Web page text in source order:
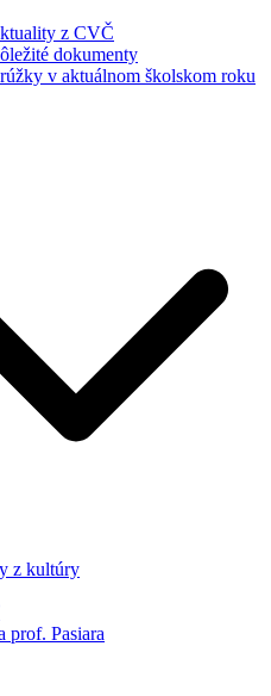
z CVČ
dokumenty
v aktuálnom školskom roku
z kultúry
prof. Pasiara